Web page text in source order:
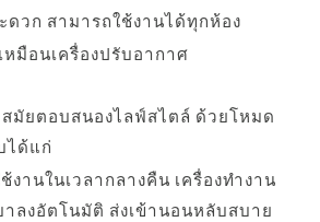
ดวก สามารถใช้งานได้ทุกห้อง
มือนเครื่องปรับอากาศ
มัยตอบสนองไลฟ์สไตล์ ด้วยโหมด
ได้แก่
งานในเวลากลางคืน เครื่องทำงาน
าลงอัตโนมัติ ส่งเข้านอนหลับสบาย